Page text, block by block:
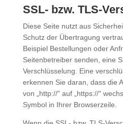
SSL- bzw. TLS-
Diese Seite nutzt aus
Schutz der Übertragung
Beispiel Bestellungen oder
Seitenbetreiber senden, eine
Verschlüsselung. Eine
erkennen Sie daran, dass die
von „http://“ auf „https://“
Symbol in Ihrer Browserzeile.